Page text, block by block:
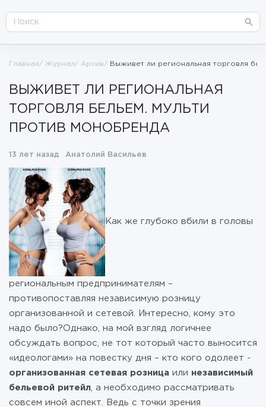
Главная Журнал Архив Выживет ли региональная торговля
ВЫЖИВЕТ ЛИ РЕГИОНАЛЬНАЯ
ТОРГОВЛЯ БЕЛЬЕМ. МУЛЬТИ
ПРОТИВ МОНОБРЕНДА
13 лет назад Анатолий Васильев
Как же глубоко вбили в головы
региональным предпринимателям –
противопоставляя независимую розницу
организованной и сетевой. Интересно, кому это
надо было?Однако, на мой взгляд логичнее
обсуждать вопрос, не тот который часто выносится
«идеологами» на повестку дня – кто кого одолеет -
организованная сетевая розница или независимый
бельевой ритейл , а необходимо рассматривать
совсем иной аспект. Ведь с точки зрения